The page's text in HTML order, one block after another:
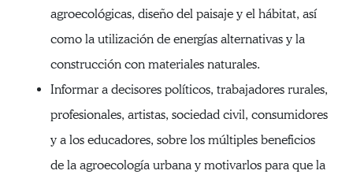
agroecológicas, diseño del paisaje y el hábitat, así
como la utilización de energías alternativas y la
construcción con materiales naturales.
Informar a decisores políticos, trabajadores rurales,
profesionales, artistas, sociedad civil, consumidores
y a los educadores, sobre los múltiples beneficios
de la agroecología urbana y motivarlos para que la